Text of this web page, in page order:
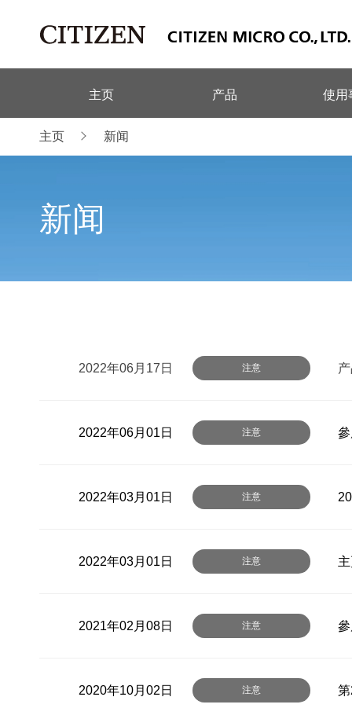
主页 产品 使用
主页 新闻
新闻
2022年06月17日 注意
2022年06月01日 注意
2022年03月01日 注意
2022年03月01日 注意
2021年02月08日 注意
2020年10月02日 注意